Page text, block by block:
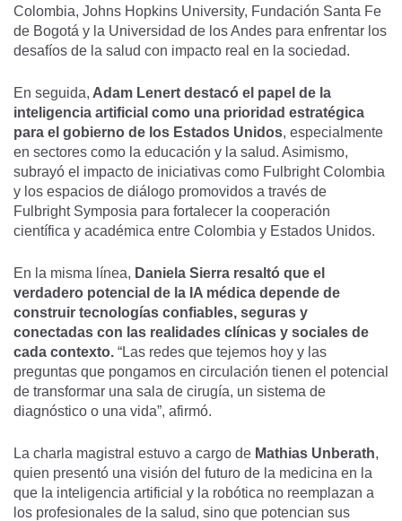
Colombia, Johns Hopkins University, Fundación Santa Fe
de Bogotá y la Universidad de los Andes para enfrentar los
desafíos de la salud con impacto real en la sociedad.
En seguida, Adam Lenert destacó el papel de la
inteligencia artificial como una prioridad estratégica
para el gobierno de los Estados Unidos, especialmente
en sectores como la educación y la salud. Asimismo,
subrayó el impacto de iniciativas como Fulbright Colombia
y los espacios de diálogo promovidos a través de
Fulbright Symposia para fortalecer la cooperación
científica y académica entre Colombia y Estados Unidos.
En la misma línea, Daniela Sierra resaltó que el
verdadero potencial de la IA médica depende de
construir tecnologías confiables, seguras y
conectadas con las realidades clínicas y sociales de
cada contexto. “Las redes que tejemos hoy y las
preguntas que pongamos en circulación tienen el potencial
de transformar una sala de cirugía, un sistema de
diagnóstico o una vida”, afirmó.
La charla magistral estuvo a cargo de Mathias Unberath,
quien presentó una visión del futuro de la medicina en la
que la inteligencia artificial y la robótica no reemplazan a
los profesionales de la salud, sino que potencian sus